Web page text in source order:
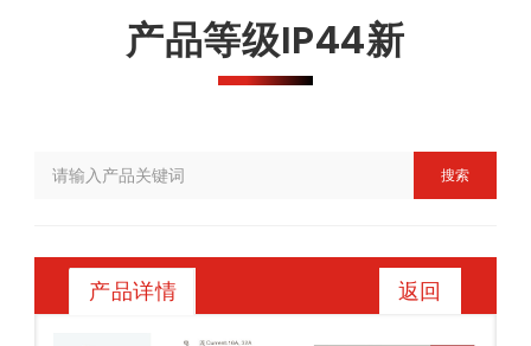
产品等级IP44新
搜索
产品详情 返回